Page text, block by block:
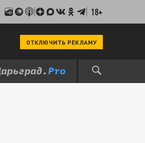
18+
ОТКЛЮЧИТЬ РЕКЛАМУ